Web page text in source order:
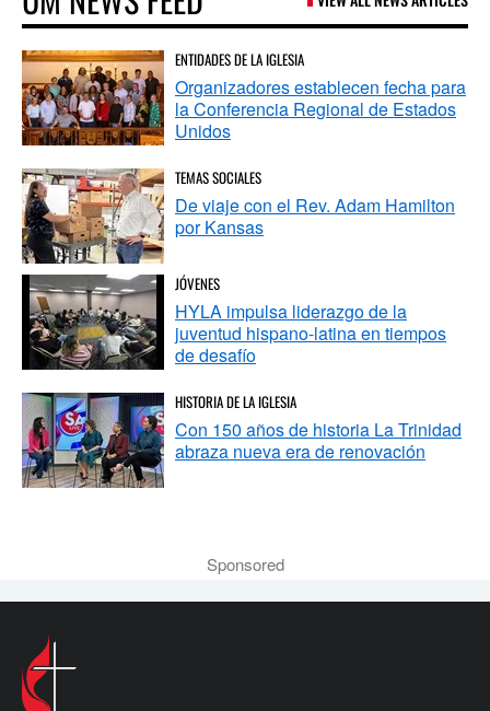
ENTIDADES DE LA IGLESIA
Organizadores establecen fecha para
la Conferencia Regional de Estados
Unidos
TEMAS SOCIALES
De viaje con el Rev. Adam Hamilton
por Kansas
JÓVENES
HYLA impulsa liderazgo de la
juventud hispano-latina en tiempos
de desafío
HISTORIA DE LA IGLESIA
Con 150 años de historia La Trinidad
abraza nueva era de renovación
Sponsored